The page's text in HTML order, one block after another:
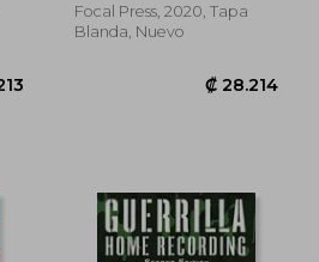
Focal Press, 2020, Tapa
Blanda, Nuevo